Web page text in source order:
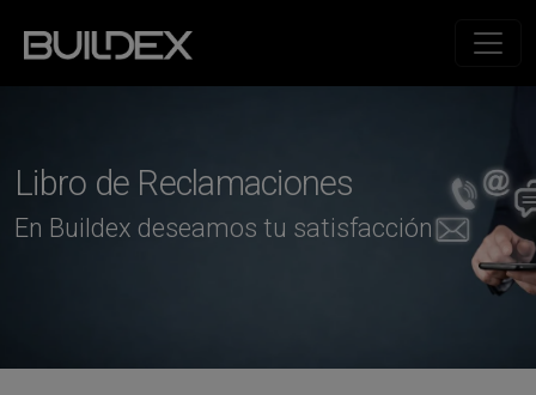
Libro de Reclamaciones
En Buildex deseamos tu satisfacción